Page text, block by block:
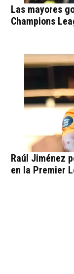
Las mayores
Champions
Raúl Jiménez
en la Premier